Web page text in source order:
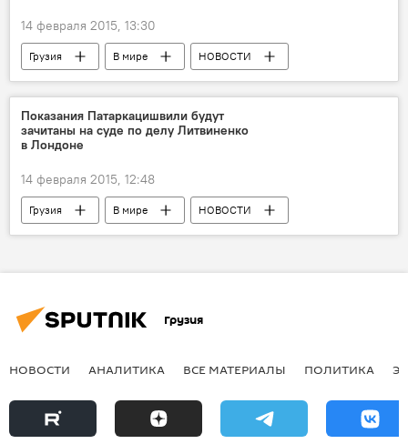
14 февраля 2015, 13:30
Грузия В мире НОВОСТИ
Показания Патаркацишвили будут
зачитаны на суде по делу Литвиненко
в Лондоне
14 февраля 2015, 12:48
Грузия В мире НОВОСТИ
Грузия
НОВОСТИ АНАЛИТИКА ВСЕ МАТЕРИАЛЫ ПОЛИТИКА